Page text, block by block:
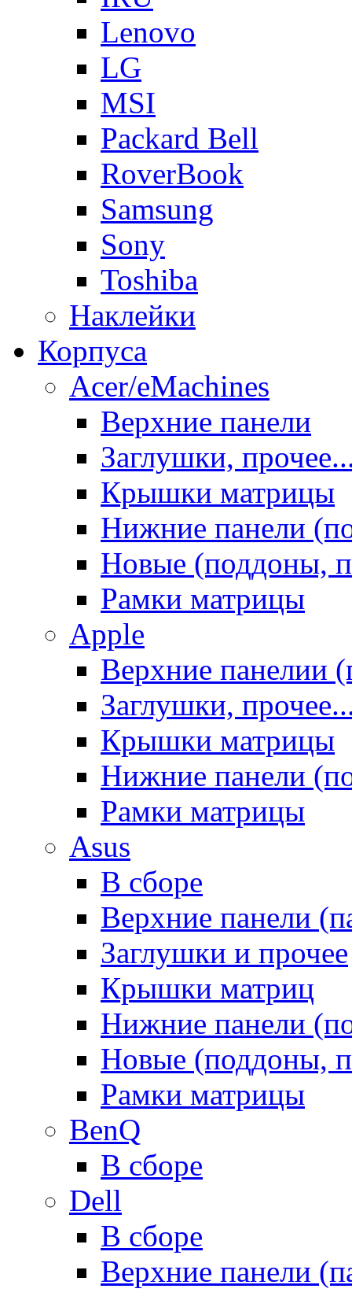
Lenovo
LG
MSI
Packard Bell
RoverBook
Samsung
Sony
Toshiba
Наклейки
Корпуса
Acer/eMachines
Верхние панели
Заглушки,
Крышки матрицы
Нижние панели
Новые (поддоны,
Рамки матрицы
Apple
Верхние панелии
Заглушки,
Крышки матрицы
Нижние панели
Рамки матрицы
Asus
В сборе
Верхние панели
Заглушки и прочее
Крышки матриц
Нижние панели
Новые (поддоны,
Рамки матрицы
BenQ
В сборе
Dell
В сборе
Верхние панели